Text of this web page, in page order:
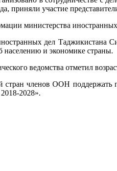
приняли участие
министерства
дел Таджикистана
населению и экономике страны.
ведомства отметил
стран членов ООН
2028».